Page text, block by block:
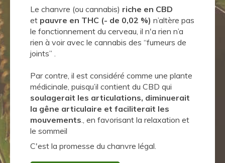
Le chanvre (ou cannabis) riche en CBD
et pauvre en THC (- de 0,02 %) n’altère pas
le fonctionnement du cerveau, il n'a rien n’a
rien à voir avec le cannabis des “fumeurs de
joints” .
Par contre, il est considéré comme une plante
médicinale, puisqu’il contient du CBD qui
soulagerait les articulations, diminuerait
la gêne articulaire et faciliterait les
mouvements., en favorisant la relaxation et
le sommeil
C'est la promesse du chanvre légal.